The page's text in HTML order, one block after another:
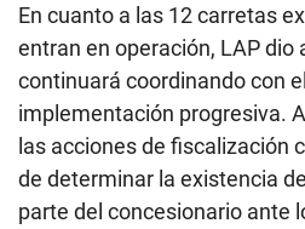
En cuanto a las 12 carretas
entran en operación, LAP dio
continuará coordinando con el
implementación progresiva.
las acciones de fiscalización
de determinar la existencia
parte del concesionario ante